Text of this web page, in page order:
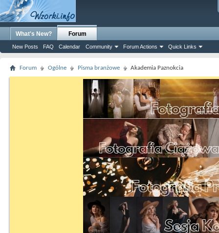
What's New? Forum
New Posts FAQ Calendar Community Forum Actions Quick Links
Forum Ogólne Pisma branżowe Akademia Paznokcia